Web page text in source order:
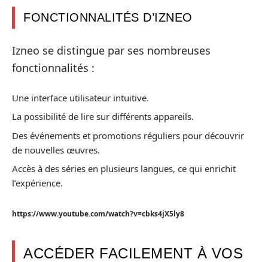
FONCTIONNALITÉS D’IZNEO
Izneo se distingue par ses nombreuses
fonctionnalités :
Une interface utilisateur intuitive.
La possibilité de lire sur différents appareils.
Des événements et promotions réguliers pour découvrir
de nouvelles œuvres.
Accès à des séries en plusieurs langues, ce qui enrichit
l’expérience.
https://www.youtube.com/watch?v=cbks4jX5ly8
ACCÉDER FACILEMENT À VOS